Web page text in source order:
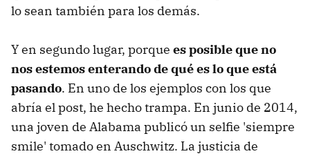
lo sean también para los demás.
Y en segundo lugar, porque es posible que no
nos estemos enterando de qué es lo que está
pasando. En uno de los ejemplos con los que
abría el post, he hecho trampa. En junio de 2014,
una joven de Alabama publicó un selfie 'siempre
smile' tomado en Auschwitz. La justicia de